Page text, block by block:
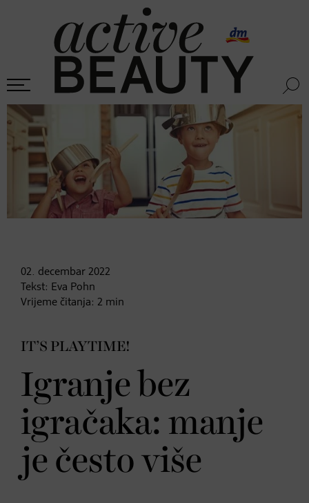
02. decembar 2022
Tekst: Eva Pohn
Vrijeme čitanja: 2 min
IT’S PLAYTIME!
Igranje bez
igračaka: manje
je često više